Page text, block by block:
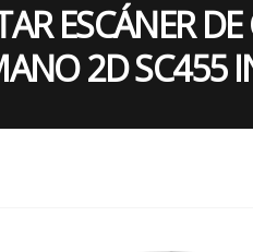
ESCÁNER
2D SC455